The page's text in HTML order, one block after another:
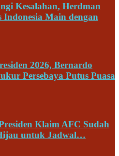
Kesalahan, Herdman
Main dengan
2026, Bernardo
Persebaya Putus Puasa
Klaim AFC Sudah
untuk Jadwal…